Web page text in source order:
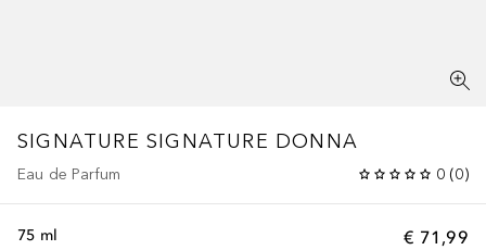
SIGNATURE SIGNATURE DONNA
Eau de Parfum 0 (0)
€ 71,99
75 ml